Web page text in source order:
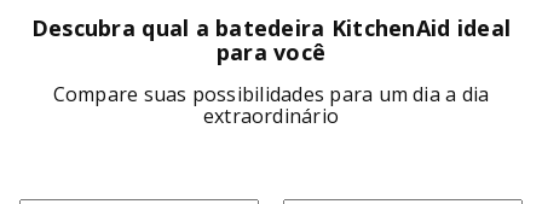
Descubra qual a batedeira KitchenAid ideal
para você
Compare suas possibilidades para um dia a dia
extraordinário